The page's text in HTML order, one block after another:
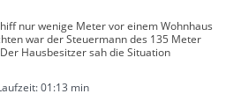
nur wenige Meter vor einem Wohnhaus
war der Steuermann des 135 Meter
Hausbesitzer sah die Situation
01:13 min